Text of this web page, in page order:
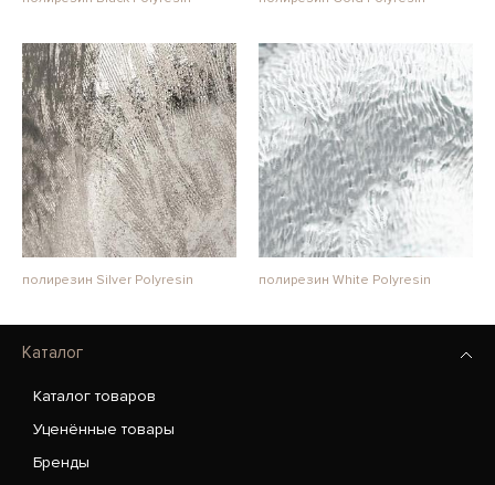
полирезин Silver Polyresin полирезин White Polyresin
Каталог
Каталог товаров
Уценённые товары
Бренды